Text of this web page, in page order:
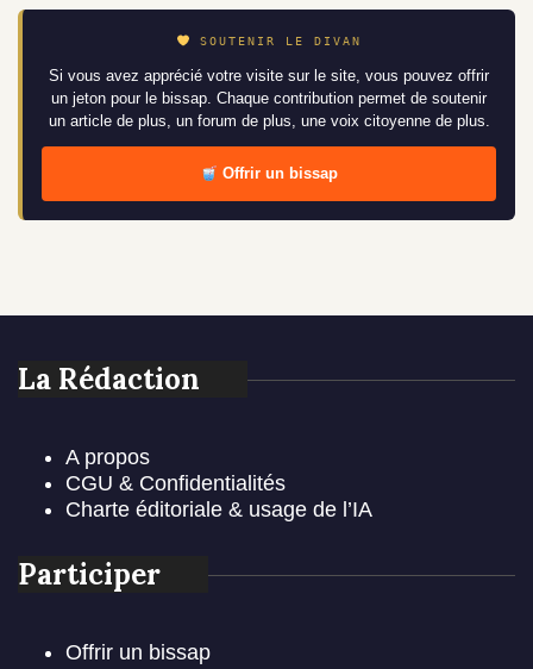
SOUTENIR LE DIVAN
Si vous avez apprécié votre visite sur le site, vous pouvez offrir
un jeton pour le bissap. Chaque contribution permet de soutenir
un article de plus, un forum de plus, une voix citoyenne de plus.
Offrir un bissap
La Rédaction
A propos
CGU & Confidentialités
Charte éditoriale & usage de l’IA
Participer
Offrir un bissap